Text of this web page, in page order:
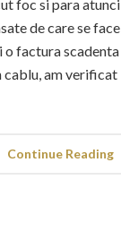
foc si para atunci
de care se face
o factura scadenta
cablu, am verificat
Continue Reading